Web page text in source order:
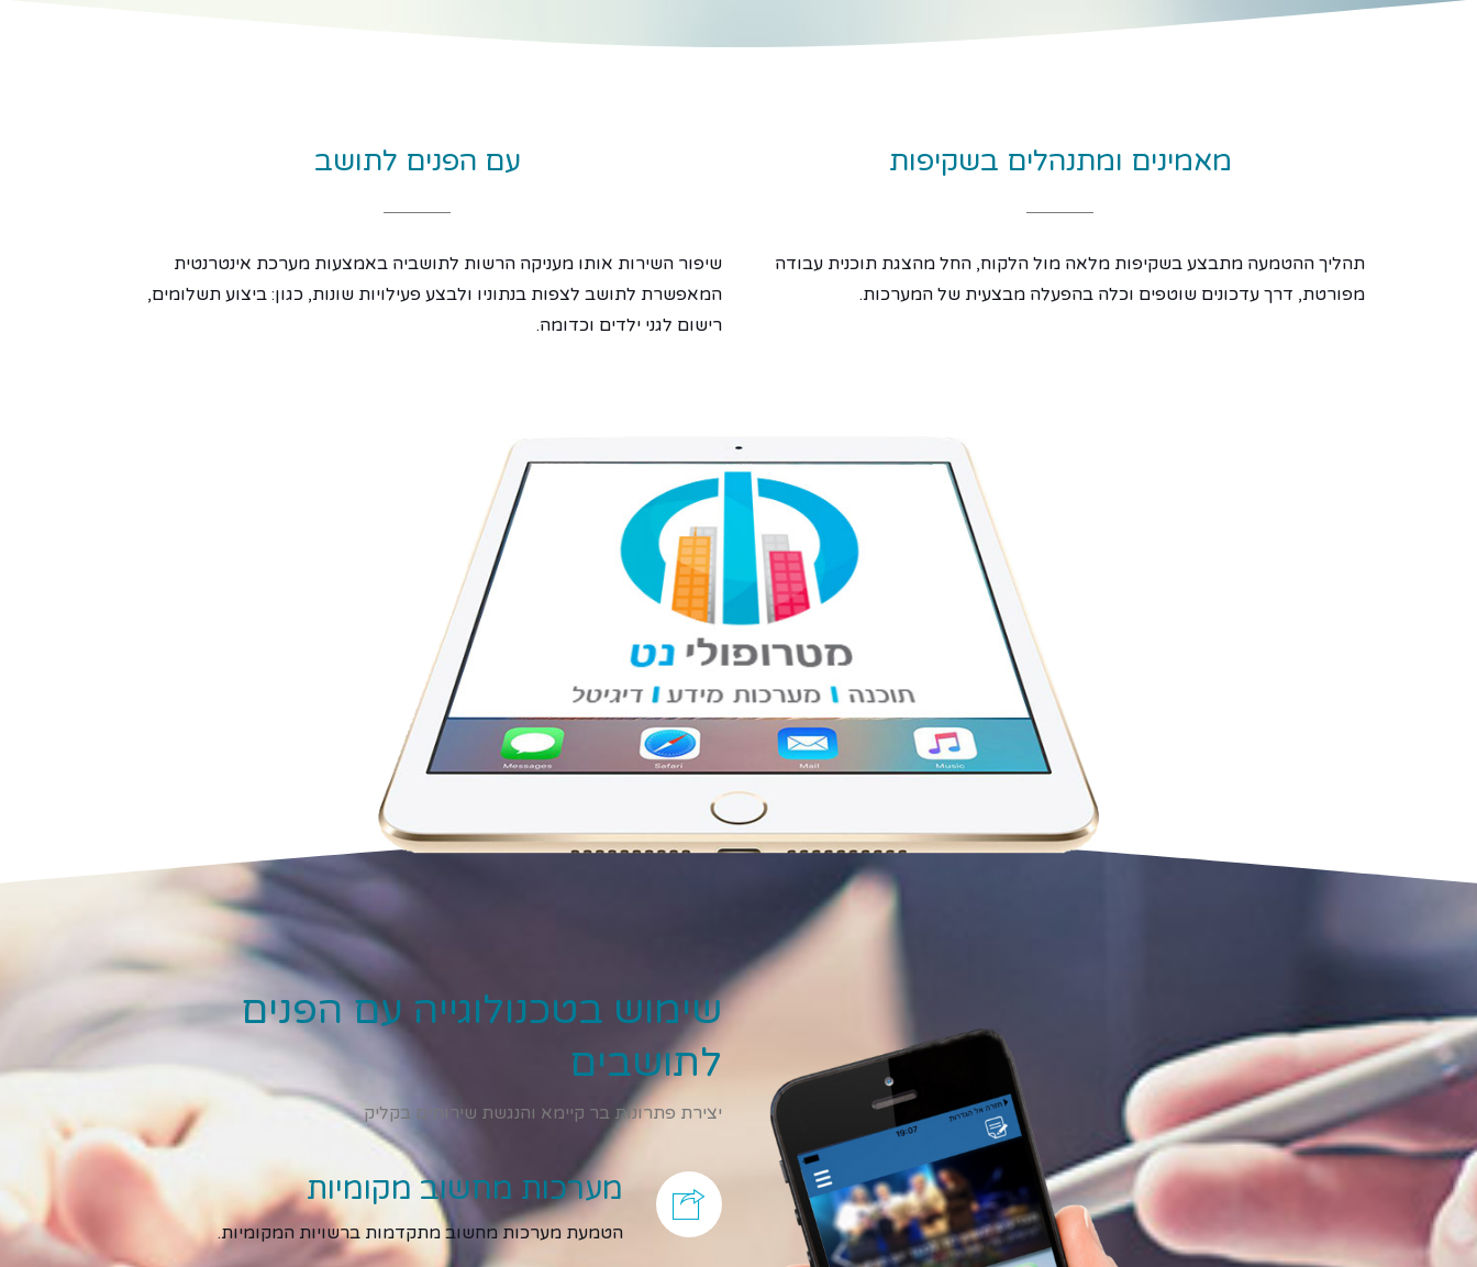
מאמינים ומתנהלים בשקיפות
תהליך ההטמעה מתבצע בשקיפות מלאה מול הלקוח, החל מהצגת תוכנית עבודה
מפורטת, דרך עדכונים שוטפים וכלה בהפעלה מבצעית של המערכות.
עם הפנים לתושב
שיפור השירות אותו מעניקה הרשות לתושביה באמצעות מערכת אינטרנטית
המאפשרת לתושב לצפות בנתוניו ולבצע פעילויות שונות, כגון: ביצוע תשלומים,
רישום לגני ילדים וכדומה.
שימוש בטכנולוגייה עם הפנים
לתושבים
יצירת פתרונות בר קיימא והנגשת שירותים בקליק
מערכות מחשוב מקומיות
הטמעת מערכות מחשוב מתקדמות ברשויות המקומיות.